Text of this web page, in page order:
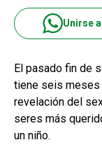
Unirse
El pasado fin de
tiene seis meses
revelación del
seres más
un niño.